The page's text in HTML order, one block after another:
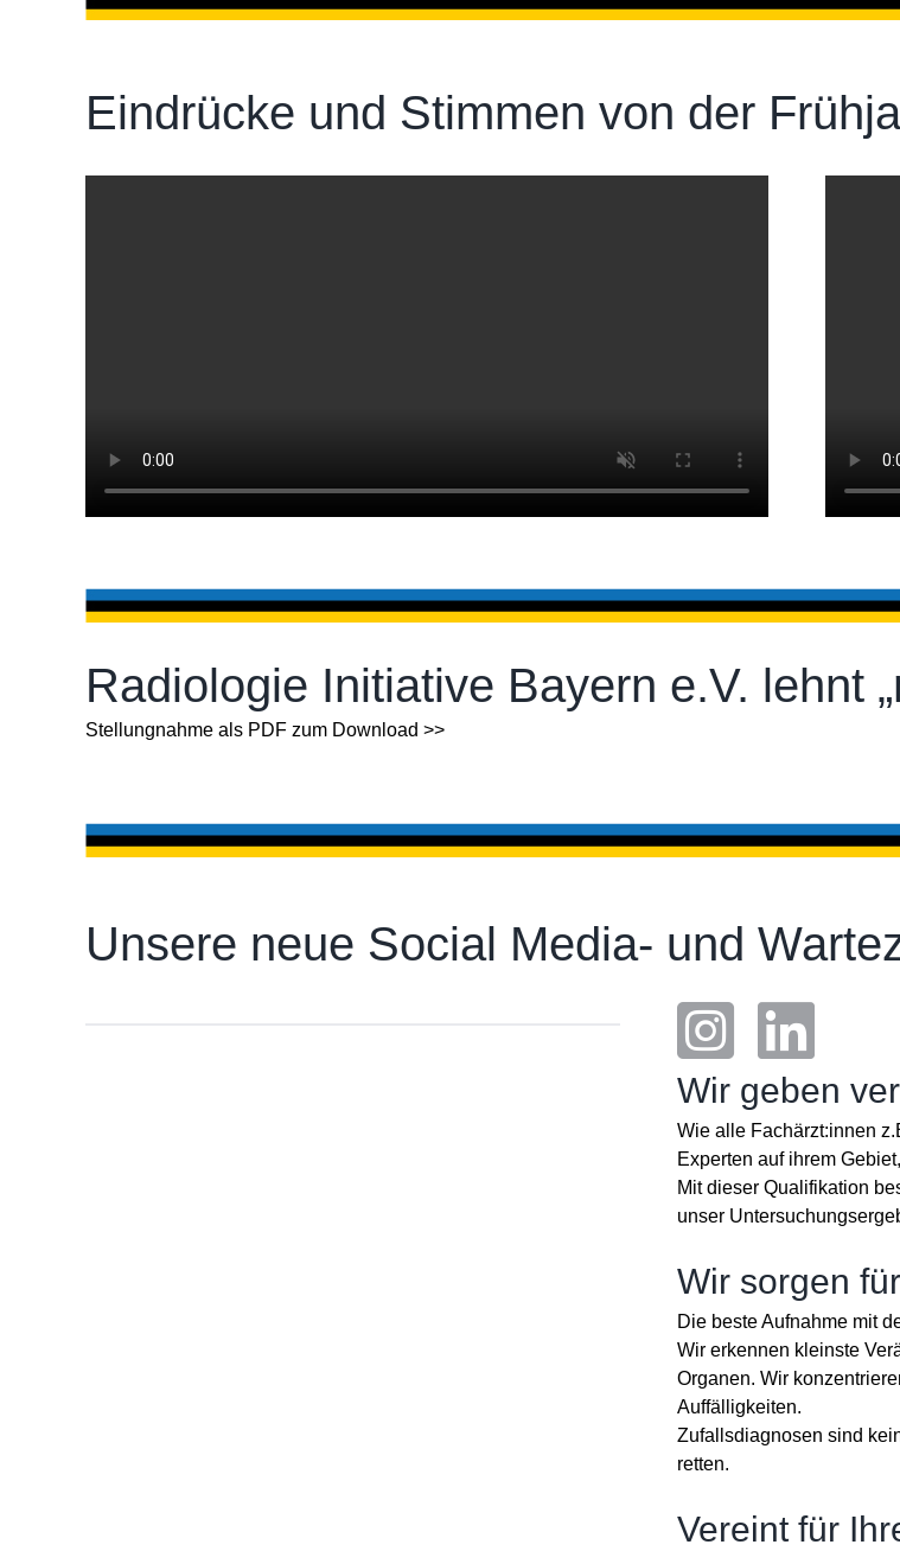
Eindrücke und Stimmen von der
Radiologie Initiative Bayern e.V. lehnt
Stellungnahme als PDF zum Download >>
Unsere neue Social Media- und
Wir geben
Wie alle Fachärzt:innen
Experten auf ihrem
Mit dieser Qualifikation
unser
Wir sorgen
Die beste Aufnahme mit
Wir erkennen kleinste
Organen. Wir
Auffälligkeiten.
Zufallsdiagnosen sind
retten.
Vereint für